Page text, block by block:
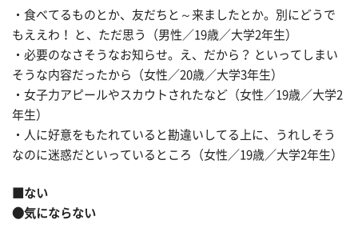
・食べてるものとか、友だちと～来ましたとか。別にどうで
もええわ！ と、ただ思う（男性／19歳／大学2年生）
・必要のなさそうなお知らせ。え、だから？ といってしまい
そうな内容だったから（女性／20歳／大学3年生）
・女子力アピールやスカウトされたなど（女性／19歳／大学2
年生）
・人に好意をもたれていると勘違いしてる上に、うれしそう
なのに迷惑だといっているところ（女性／19歳／大学2年生）
■ない
●気にならない